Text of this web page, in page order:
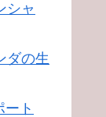
シャ
ダの生
ト